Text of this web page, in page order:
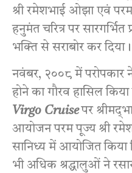
श्री रमेशभाई ओझा एवं परम
हनुमंत चरित्र पर
भक्ति से सराबोर कर दिया।
नवंबर, २००८ में परोपकार
होने का गौरव हासिल
Virgo Cruiseपर
आयोजन परम पूज्य श्री
सानिध्य में आयोजित
भी अधिक श्रद्धालुओं ने